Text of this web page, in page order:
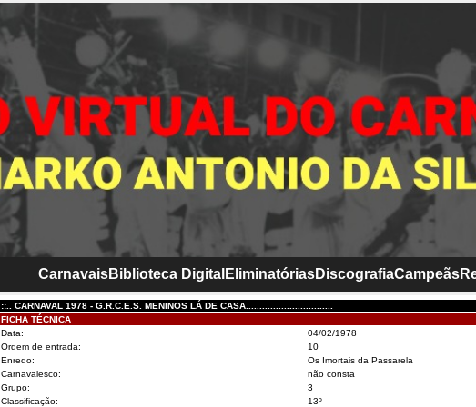
CarnavaisBiblioteca Digital EliminatóriasDiscografiaCampeãs
::.. CARNAVAL 1978 - G.R.C.E.S. MENINOS LÁ DE CASA................................
FICHA TÉCNICA
Data:
04/02/1978
Ordem de entrada:
10
Enredo:
Os Imortais da Passarela
Carnavalesco:
não consta
Grupo:
3
Classificação:
13º